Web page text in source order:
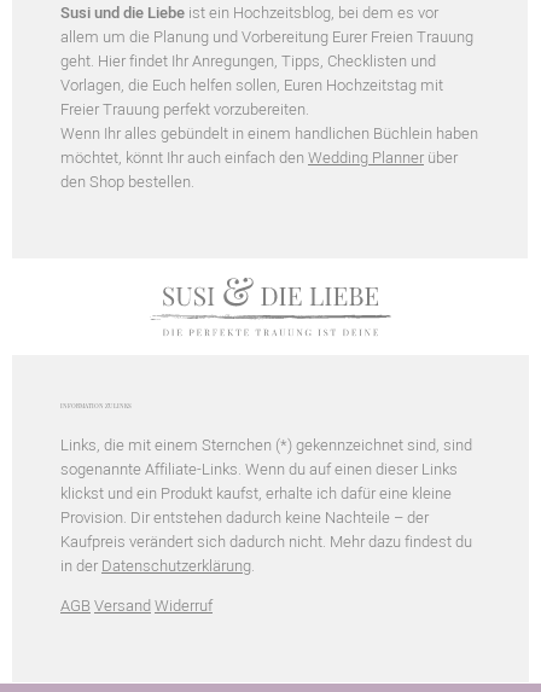
Susi und die Liebe ist ein Hochzeitsblog, bei dem es vor
allem um die Planung und Vorbereitung Eurer Freien Trauung
geht. Hier findet Ihr Anregungen, Tipps, Checklisten und
Vorlagen, die Euch helfen sollen, Euren Hochzeitstag mit
Freier Trauung perfekt vorzubereiten.
Wenn Ihr alles gebündelt in einem handlichen Büchlein haben
möchtet, könnt Ihr auch einfach den Wedding Planner über
den Shop bestellen.
INFORMATION ZU LINKS
Links, die mit einem Sternchen (*) gekennzeichnet sind, sind
sogenannte Affiliate-Links. Wenn du auf einen dieser Links
klickst und ein Produkt kaufst, erhalte ich dafür eine kleine
Provision. Dir entstehen dadurch keine Nachteile – der
Kaufpreis verändert sich dadurch nicht. Mehr dazu findest du
in der Datenschutzerklärung.
AGB VersandWiderruf